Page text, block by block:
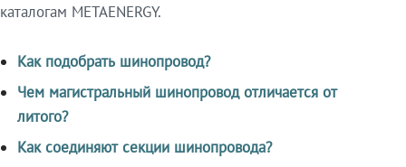
каталогам METAENERGY.
Как подобрать шинопровод?
Чем магистральный шинопровод отличается от
литого?
Как соединяют секции шинопровода?